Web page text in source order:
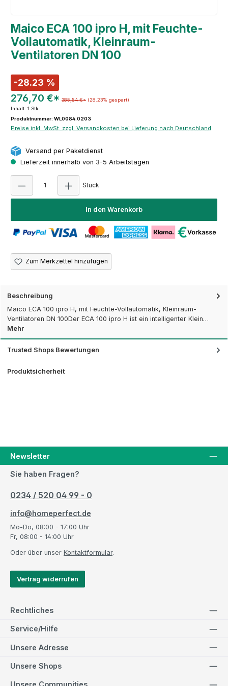
Maico ECA 100 ipro H, mit Feuchte-
Vollautomatik, Kleinraum-
Ventilatoren DN 100
-28.23 %
276,70 €* 385,54 €* (28.23% gespart)
Inhalt: 1 Stk.
Produktnummer: WL0084.0203
Preise inkl. MwSt. zzgl. Versandkosten bei Lieferung nach Deutschland
Versand per Paketdienst
Lieferzeit innerhalb von 3-5 Arbeitstagen
Stück
In den Warenkorb
Zum Merkzettel hinzufügen
Beschreibung
Maico ECA 100 ipro H, mit Feuchte-Vollautomatik, Kleinraum-
Ventilatoren DN 100Der ECA 100 ipro H ist ein intelligenter Klein…
Mehr
Trusted Shops Bewertungen
Produktsicherheit
Newsletter
Sie haben Fragen?
0234 / 520 04 99 - 0
info@homeperfect.de
Mo-Do, 08:00 - 17:00 Uhr
Fr, 08:00 - 14:00 Uhr
Oder über unser Kontaktformular.
Vertrag widerrufen
Rechtliches
Service/Hilfe
Unsere Adresse
Unsere Shops